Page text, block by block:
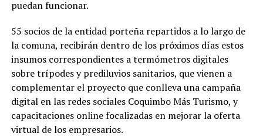
puedan funcionar.
55 socios de la entidad porteña repartidos a lo largo de
la comuna, recibirán dentro de los próximos días estos
insumos correspondientes a termómetros digitales
sobre trípodes y prediluvios sanitarios, que vienen a
complementar el proyecto que conlleva una campaña
digital en las redes sociales Coquimbo Más Turismo, y
capacitaciones online focalizadas en mejorar la oferta
virtual de los empresarios.